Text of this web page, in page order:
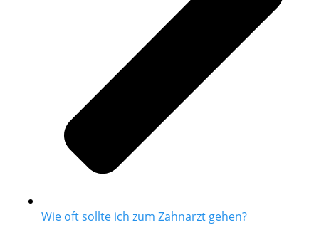
Wie oft sollte ich zum Zahnarzt gehen?